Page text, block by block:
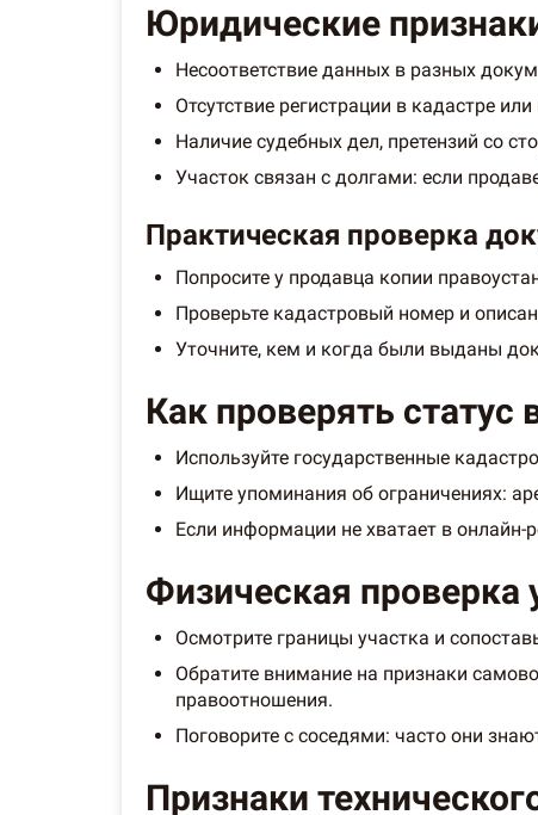
Юридические
Несоответствие данных в разных
Отсутствие регистрации в кадастре
Наличие судебных дел, претензий со
Участок связан с долгами: если
Практическая проверка
Попросите у продавца копии
Проверьте кадастровый номер и
Уточните, кем и когда были выданы
Как проверять
Используйте государственные
Ищите упоминания об ограничениях:
Если информации не хватает в онлайн-
Физическая проверка
Осмотрите границы участка и
Обратите внимание на признаки
правоотношения.
Поговорите с соседями: часто они
Признаки